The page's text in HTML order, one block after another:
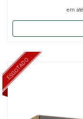
em até
ESGOTADO